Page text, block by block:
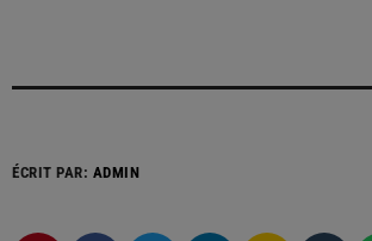
ÉCRIT PAR: ADMIN